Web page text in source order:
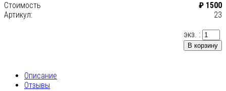
Стоимость
₽ 1500
Артикул:
23
экз. :
В корзину
Описание
Отзывы